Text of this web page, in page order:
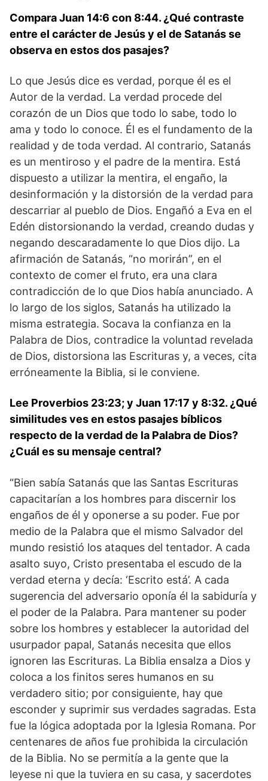
Compara Juan 14:6 con 8:44. ¿Qué contraste
entre el carácter de Jesús y el de Satanás se
observa en estos dos pasajes?
Lo que Jesús dice es verdad, porque él es el
Autor de la verdad. La verdad procede del
corazón de un Dios que todo lo sabe, todo lo
ama y todo lo conoce. Él es el fundamento de la
realidad y de toda verdad. Al contrario, Satanás
es un mentiroso y el padre de la mentira. Está
dispuesto a utilizar la mentira, el engaño, la
desinformación y la distorsión de la verdad para
descarriar al pueblo de Dios. Engañó a Eva en el
Edén distorsionando la verdad, creando dudas y
negando descaradamente lo que Dios dijo. La
afirmación de Satanás, “no morirán”, en el
contexto de comer el fruto, era una clara
contradicción de lo que Dios había anunciado. A
lo largo de los siglos, Satanás ha utilizado la
misma estrategia. Socava la confianza en la
Palabra de Dios, contradice la voluntad revelada
de Dios, distorsiona las Escrituras y, a veces, cita
erróneamente la Biblia, si le conviene.
Lee Proverbios 23:23; y Juan 17:17 y 8:32. ¿Qué
similitudes ves en estos pasajes bíblicos
respecto de la verdad de la Palabra de Dios?
¿Cuál es su mensaje central?
“Bien sabía Satanás que las Santas Escrituras
capacitarían a los hombres para discernir los
engaños de él y oponerse a su poder. Fue por
medio de la Palabra que el mismo Salvador del
mundo resistió los ataques del tentador. A cada
asalto suyo, Cristo presentaba el escudo de la
verdad eterna y decía: ‘Escrito está’. A cada
sugerencia del adversario oponía él la sabiduría y
el poder de la Palabra. Para mantener su poder
sobre los hombres y establecer la autoridad del
usurpador papal, Satanás necesita que ellos
ignoren las Escrituras. La Biblia ensalza a Dios y
coloca a los finitos seres humanos en su
verdadero sitio; por consiguiente, hay que
esconder y suprimir sus verdades sagradas. Esta
fue la lógica adoptada por la Iglesia Romana. Por
centenares de años fue prohibida la circulación
de la Biblia. No se permitía a la gente que la
leyese ni que la tuviera en su casa, y sacerdotes